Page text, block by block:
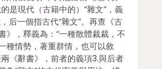
是現代（古籍中的）“雜文”，義
后一個指古代“雜文”。再查《古
》，釋義為：“一種散體裁裁，不
種情勢，著重群情，也可以敘
《辭書》，前者的義項3.與后者